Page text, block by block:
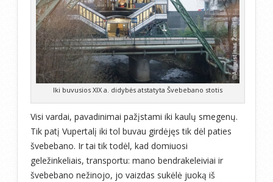
Iki buvusios XIX a. didybės atstatyta Švebebano stotis
Visi vardai, pavadinimai pažįstami iki kaulų smegenų.
Tik patį Vupertalį iki tol buvau girdėjęs tik dėl paties
švebebano. Ir tai tik todėl, kad domiuosi
geležinkeliais, transportu: mano bendrakeleiviai ir
švebebano nežinojo, jo vaizdas sukėlė juoką iš